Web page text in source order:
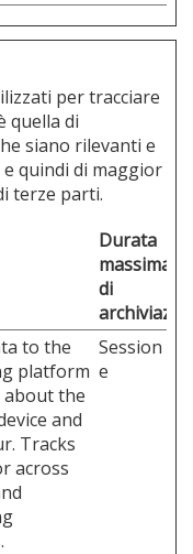
per tracciare
quella di
siano rilevanti e
quindi di maggior
terze parti.
Durata
massima
di
to the
platform
the
and
Tracks
across
Session
e